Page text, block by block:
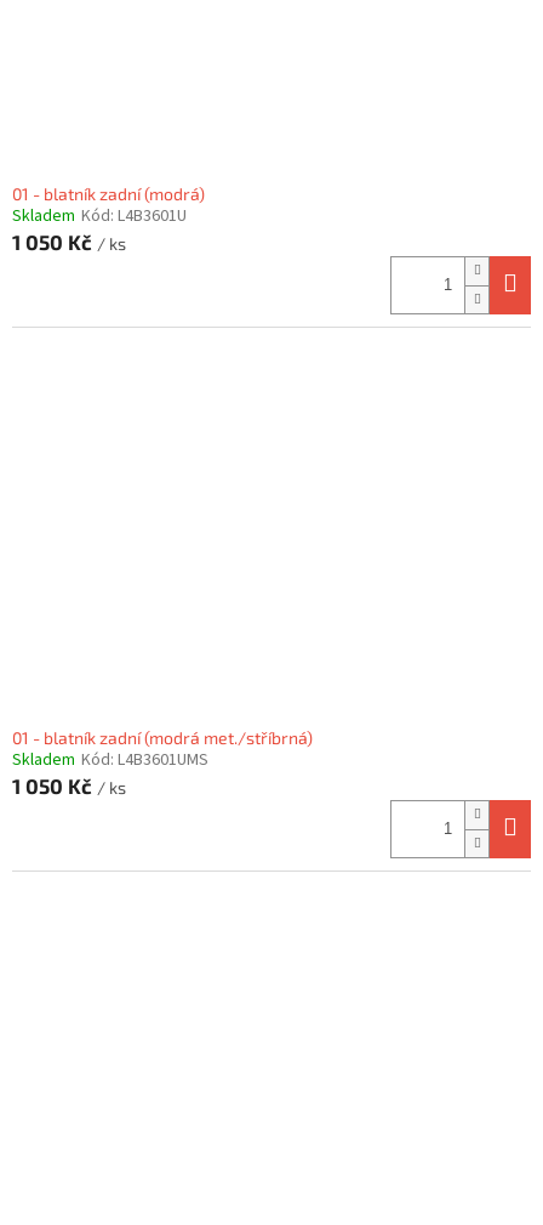
01 - blatník zadní (modrá)
Skladem Kód: L4B3601U
1 050 Kč / ks
01 - blatník zadní (modrá met./stříbrná)
Skladem Kód: L4B3601UMS
1 050 Kč / ks